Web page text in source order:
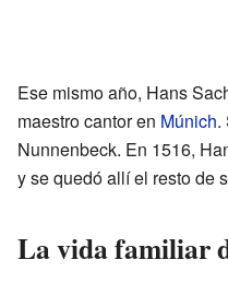
Ese mismo año, Hans
maestro cantor en Múnich.
Nunnenbeck. En 1516,
y se quedó allí el resto de
La vida familiar